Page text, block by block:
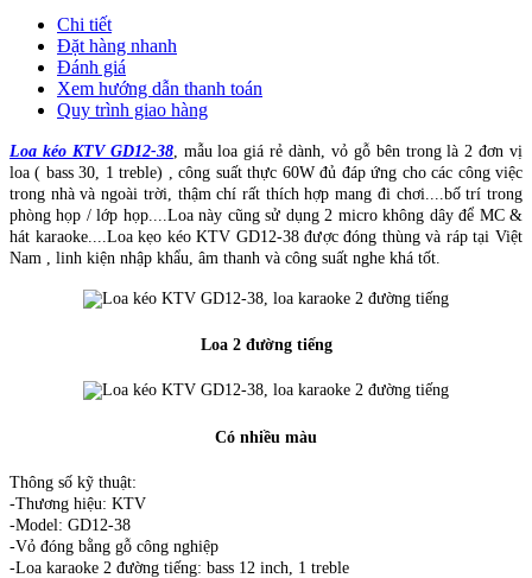
Chi tiết
Đặt hàng nhanh
Đánh giá
Xem hướng dẫn thanh toán
Quy trình giao hàng
Loa kéo KTV GD12-38, mẫu loa giá rẻ dành, vỏ gỗ bên trong là 2 đơn vị
loa ( bass 30, 1 treble) , công suất thực 60W đủ đáp ứng cho các công việc
trong nhà và ngoài trời, thậm chí rất thích hợp mang đi chơi....bố trí trong
phòng họp / lớp họp....Loa này cũng sử dụng 2 micro không dây để MC &
hát karaoke....Loa kẹo kéo KTV GD12-38 được đóng thùng và ráp tại Việt
Nam , linh kiện nhập khẩu, âm thanh và công suất nghe khá tốt.
Loa 2 đường tiếng
Có nhiều màu
Thông số kỹ thuật:
-Thương hiệu: KTV
-Model: GD12-38
-Vỏ đóng bằng gỗ công nghiệp
-Loa karaoke 2 đường tiếng: bass 12 inch, 1 treble